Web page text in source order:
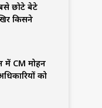
छोटे बेटे
किसने
में CM मोहन
को